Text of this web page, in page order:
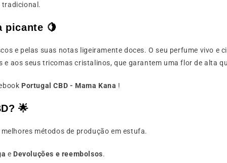
tradicional.
picante 🍋
e pelas suas notas ligeiramente doces. O seu perfume vivo e
e aos seus tricomas cristalinos, que garantem uma flor de alta
Portugal CBD - Mama Kana !
🌟
métodos de produção em estufa.
e Devoluções e reembolsos.